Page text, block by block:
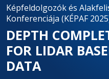
Képfeldolgozók és
Konferenciája (KÉPAF
DEPTH
FOR LIDAR
DATA